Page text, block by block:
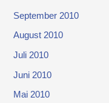
September 2010
August 2010
Juli 2010
Juni 2010
Mai 2010